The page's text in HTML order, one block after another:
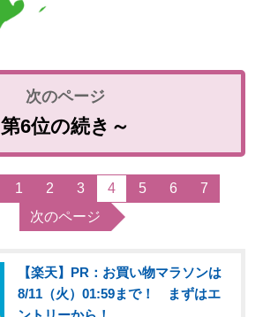
第6位の続き～
1 2 3 4 5 6
7
次のページ
【楽天】PR：お買い物マラソンは
8/11（火）01:59まで！ まずはエ